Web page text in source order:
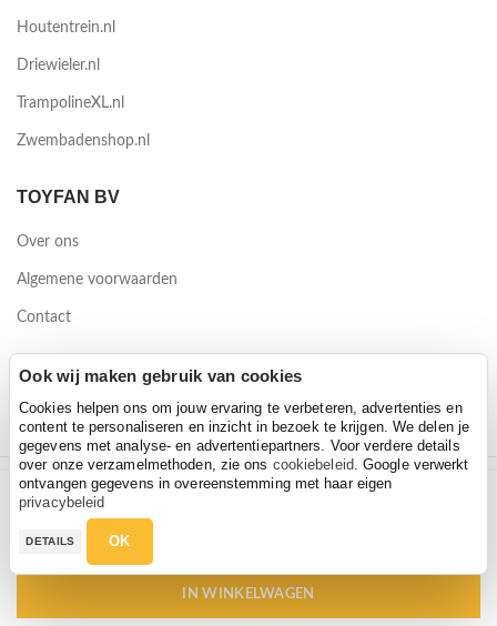
Maatwerk Naamsticker wit Reppy Rebel
€4,95
Maatwerk Naamsticker wit Reppy Rebel
€4,95
IN WINKELWAGEN
Houtentrein.nl
Driewieler.nl
TrampolineXL.nl
Zwembadenshop.nl
TOYFAN BV
Over ons
Algemene voorwaarden
Contact
Ook wij maken gebruik van cookies
Cookies helpen ons om jouw ervaring te verbeteren, advertenties en
content te personaliseren en inzicht in bezoek te krijgen. We delen je
gegevens met analyse- en advertentiepartners. Voor verdere details
over onze verzamelmethoden, zie ons cookiebeleid. Google verwerkt
ontvangen gegevens in overeenstemming met haar eigen
privacybeleid
DETAILS OK